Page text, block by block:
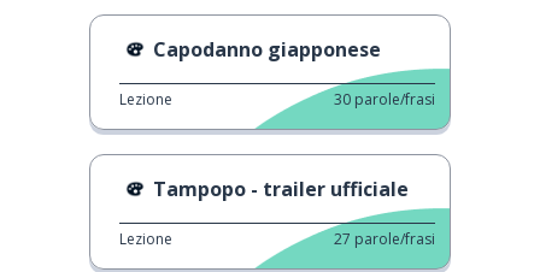
Capodanno giapponese
Lezione 30 parole/frasi
Tampopo - trailer ufficiale
Lezione 27 parole/frasi